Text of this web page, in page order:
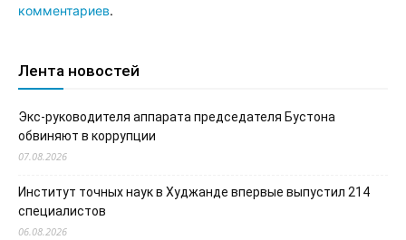
комментариев.
Лента новостей
Экс-руководителя аппарата председателя Бустона
обвиняют в коррупции
07.08.2026
Институт точных наук в Худжанде впервые выпустил 214
специалистов
06.08.2026